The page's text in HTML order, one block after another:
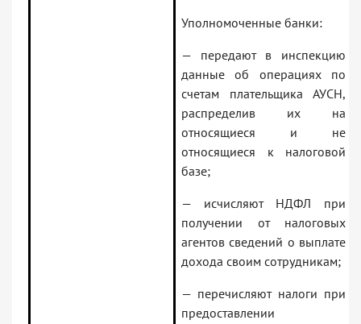
Уполномоченные банки:
— передают в инспекцию
данные об операциях по
счетам плательщика АУСН,
распределив их на
относящиеся и не
относящиеся к налоговой
базе;
— исчисляют НДФЛ при
получении от налоговых
агентов сведений о выплате
дохода своим сотрудникам;
— перечисляют налоги при
предоставлении